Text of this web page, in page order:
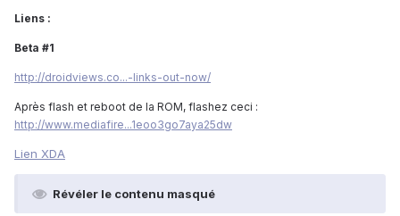
Liens :
Beta #1
http://droidviews.co...-links-out-now/
Après flash et reboot de la ROM, flashez ceci :
http://www.mediafire...1eoo3go7aya25dw
Lien XDA
Révéler le contenu masqué